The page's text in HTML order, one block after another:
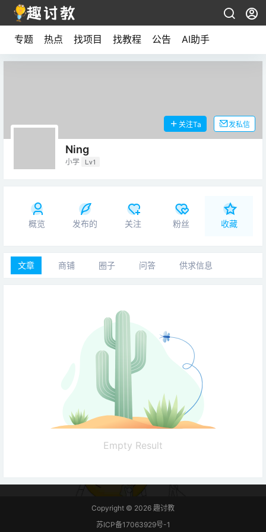
专题 热点 找项目 找教程 公告 AI助手
Ning
小学 Lv1
关注Ta 发私信
概览 发布的 关注 粉丝 收藏
文章 商铺 圈子 问答 供求信息
Empty Result
Copyright © 2026 趣讨教
苏ICP备17063929号-1